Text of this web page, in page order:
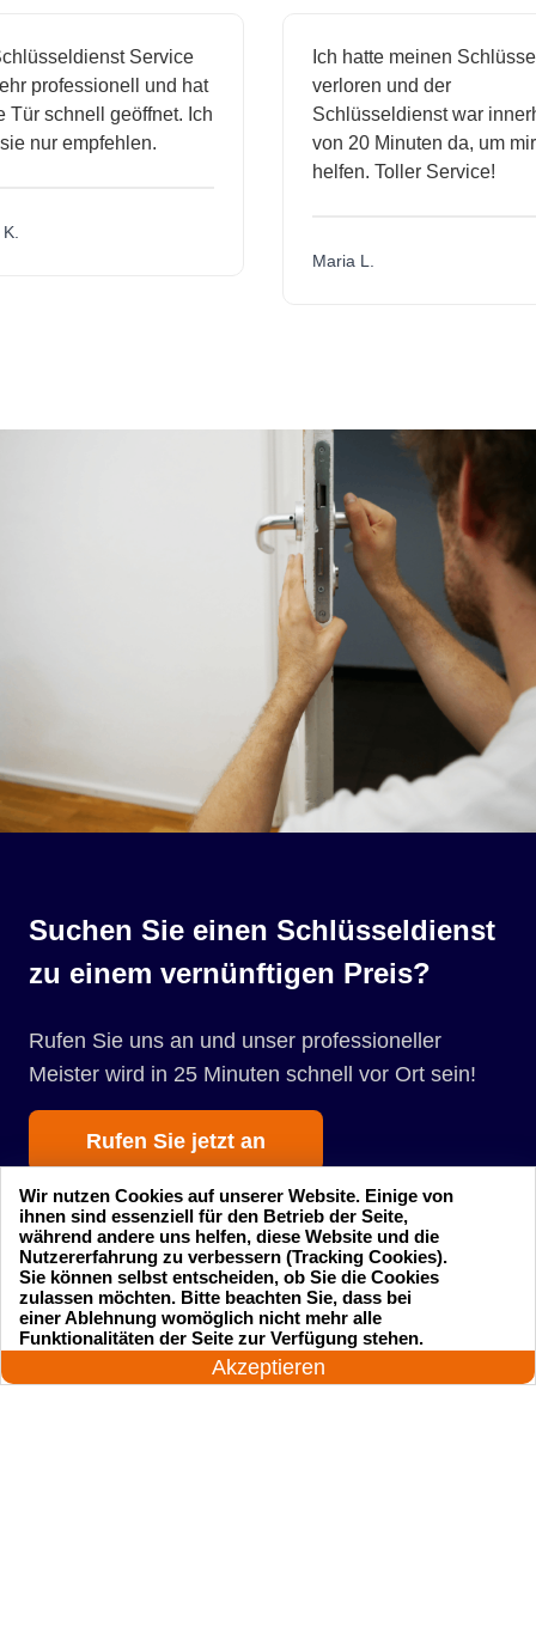
Service
professionell und hat
schnell geöffnet. Ich
nur empfehlen.
Ich hatte meinen Schlüssel
verloren und der
Schlüsseldienst war
von 20 Minuten da, um mir
helfen. Toller Service!
Maria L.
Suchen Sie einen Schlüsseldienst
zu einem vernünftigen Preis?
Rufen Sie uns an und unser professioneller
Meister wird in 25 Minuten schnell vor Ort sein!
Rufen Sie jetzt an
Startseite Einsatzgebiete
Preise
24 Stunden am Tag
Akzeptieren
Wir nutzen Cookies auf unserer Website. Einige von
ihnen sind essenziell für den Betrieb der Seite,
während andere uns helfen, diese Website und die
Nutzererfahrung zu verbessern (Tracking Cookies).
Sie können selbst entscheiden, ob Sie die Cookies
zulassen möchten. Bitte beachten Sie, dass bei
einer Ablehnung womöglich nicht mehr alle
Funktionalitäten der Seite zur Verfügung stehen.